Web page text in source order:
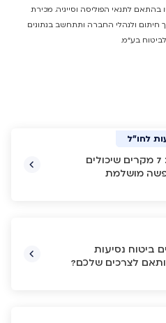
בהתאם לתנאי הפוליסה וסייגיה. מכירת
חיתום ולנהלי החברה ותתחשב בנתונים
בע"מ.
לחו"ל
שלא נדע: 7 מקרים שיכולים
מושלמת
לחו"ל
ביטוח נסיעות
לצרכים שלכם?
לחו"ל
לחו"ל